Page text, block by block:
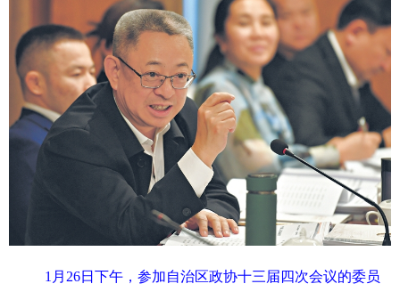
1月26日下午，参加自治区政协十三届四次会议的委员